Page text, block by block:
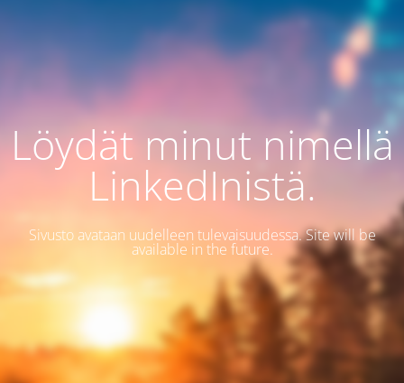
Löydät minut nimellä
LinkedInistä.
Sivusto avataan uudelleen tulevaisuudessa. Site will be
available in the future.